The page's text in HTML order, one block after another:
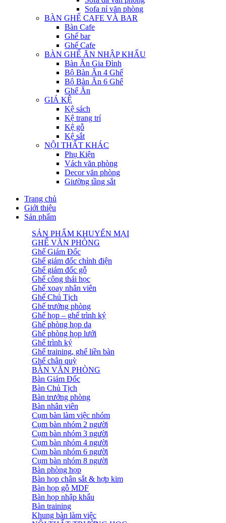
Sofa nỉ văn phòng
BÀN GHẾ CAFE VÀ BAR
Bàn Cafe
Ghế bar
Ghế Cafe
BÀN GHẾ ĂN NHẬP KHẨU
Bàn Ăn Gia Đình
Bộ Bàn Ăn 4 Ghế
Bộ Bàn Ăn 6 Ghế
Ghế Ăn
GIÁ KỆ
Kệ sách
Kệ trang trí
Kệ gỗ
Kệ sắt
NỘI THẤT KHÁC
Phụ Kiện
Vách văn phòng
Decor văn phòng
Giường tầng sắt
Trang chủ
Giới thiệu
Sản phẩm
SẢN PHẨM KHUYẾN MẠI
GHẾ VĂN PHÒNG
Ghế Giám Đốc
Ghế giám đốc chỉnh điện
Ghế giám đốc gỗ
Ghế công thái học
Ghế xoay nhân viên
Ghế Chủ Tịch
Ghế trưởng phòng
Ghế họp – ghế trình ký
Ghế phòng họp da
Ghế phòng họp lưới
Ghế trình ký
Ghế training, ghế liền bàn
Ghế chân quỳ
BÀN VĂN PHÒNG
Bàn Giám Đốc
Bàn Chủ Tịch
Bàn trưởng phòng
Bàn nhân viên
Cụm bàn làm việc nhóm
Cụm bàn nhóm 2 người
Cụm bàn nhóm 3 người
Cụm bàn nhóm 4 người
Cụm bàn nhóm 6 người
Cụm bàn nhóm 8 người
Bàn phòng họp
Bàn họp chân sắt & hợp kim
Bàn họp gỗ MDF
Bàn họp nhập khẩu
Bàn training
Khung bàn làm việc